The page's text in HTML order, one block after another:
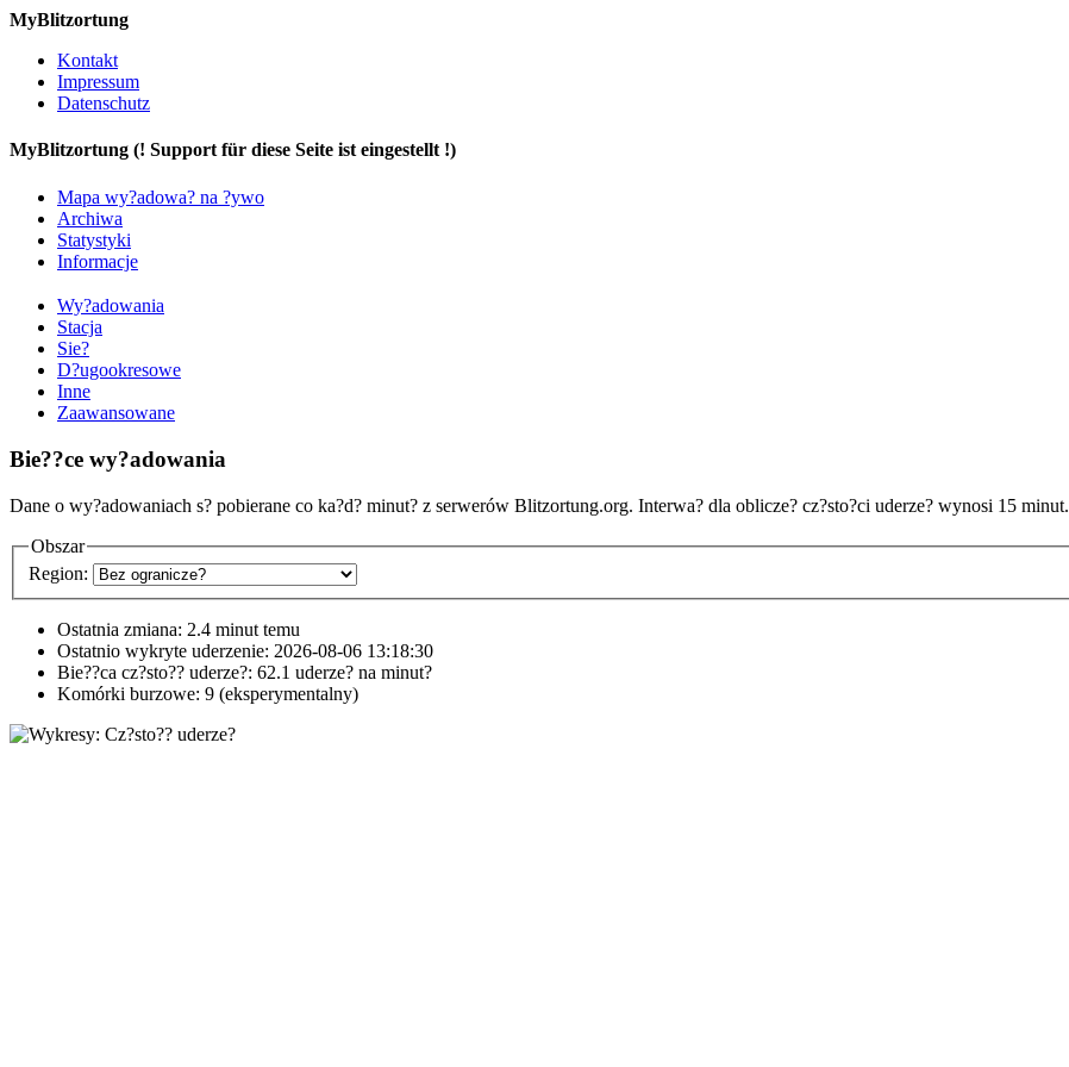
MyBlitzortung
Kontakt
Impressum
Datenschutz
MyBlitzortung (! Support für diese Seite ist eingestellt !)
Mapa wy?adowa? na ?ywo
Archiwa
Statystyki
Informacje
Wy?adowania
Stacja
Sie?
D?ugookresowe
Inne
Zaawansowane
Bie??ce wy?adowania
Dane o wy?adowaniach s? pobierane co ka?d? minut? z serwerów Blitzortung.org. Interwa? dla oblicze? cz?sto?ci uderze? wynosi 15 minut.
Obszar
Region:
Ostatnia zmiana: 2.4 minut temu
Ostatnio wykryte uderzenie: 2026-08-06 13:18:30
Bie??ca cz?sto?? uderze?: 62.1 uderze? na minut?
Komórki burzowe: 9 (eksperymentalny)